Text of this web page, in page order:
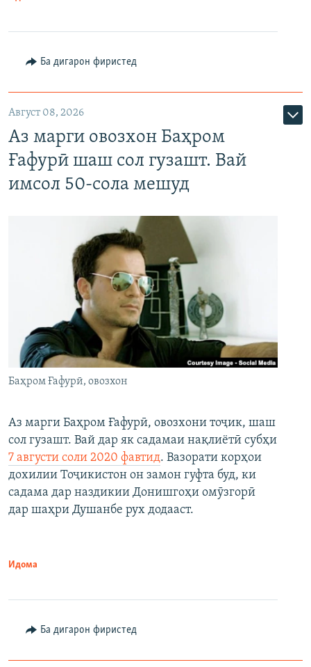
Ба дигарон фиристед
Август 08, 2026
Аз марги овозхон Баҳром
Ғафурӣ шаш сол гузашт. Вай
имсол 50-сола мешуд
Баҳром Ғафурӣ, овозхон
Аз марги Баҳром Ғафурӣ, овозхони тоҷик, шаш
сол гузашт. Вай дар як садамаи нақлиётӣ субҳи
7 августи соли 2020 фавтид. Вазорати корҳои
дохилии Тоҷикистон он замон гуфта буд, ки
садама дар наздикии Донишгоҳи омӯзгорӣ
дар шаҳри Душанбе рух додааст.
Идома
Ба дигарон фиристед